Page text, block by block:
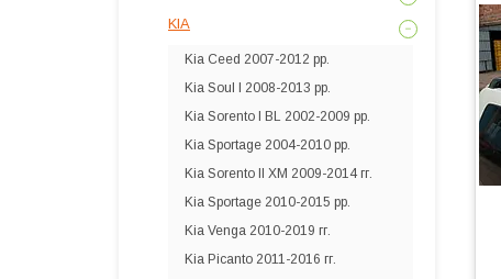
KIA
Kia Ceed 2007-2012 рр.
Kia Soul I 2008-2013 рр.
Kia Sorento I BL 2002-2009 рр.
Kia Sportage 2004-2010 рр.
Kia Sorento II XM 2009-2014 гг.
Kia Sportage 2010-2015 рр.
Kia Venga 2010-2019 гг.
Kia Picanto 2011-2016 гг.